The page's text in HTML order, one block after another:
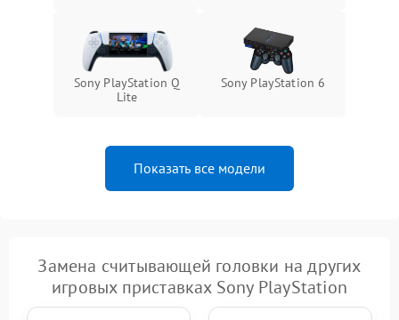
Sony PlayStation Q
Lite
Sony PlayStation 6
Показать все модели
Замена считывающей головки на других
игровых приставках Sony PlayStation